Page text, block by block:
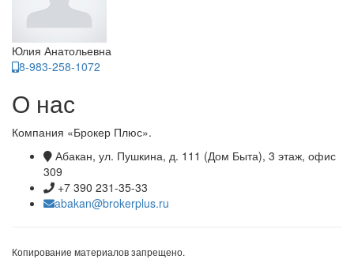
Юлия Анатольевна
8-983-258-1072
О нас
Компания «Брокер Плюс».
Абакан, ул. Пушкина, д. 111 (Дом Быта), 3 этаж, офис
309
+7 390 231-35-33
abakan@brokerplus.ru
Копирование материалов запрещено.